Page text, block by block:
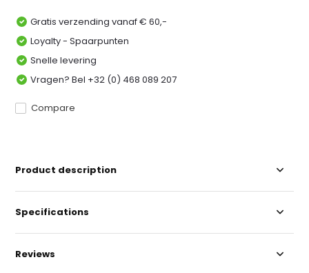
Gratis verzending vanaf € 60,-
Loyalty - Spaarpunten
Snelle levering
Vragen? Bel +32 (0) 468 089 207
Compare
Product description
Specifications
Reviews